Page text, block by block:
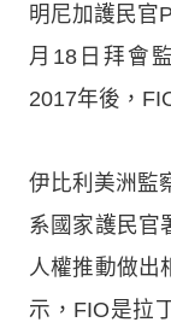
明尼加護民官
月18日拜會
2017年後，
伊比利美洲監
系國家護民官
人權推動做出
示，FIO是拉